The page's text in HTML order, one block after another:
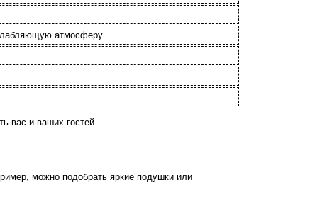
атмосферу.
вас и ваших гостей.
можно подобрать яркие подушки или